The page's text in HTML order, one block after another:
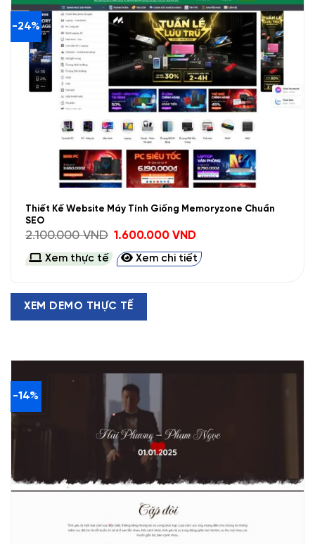
-24%
Thiết Kế Website Máy Tính Giống Memoryzone Chuẩn
SEO
2.100.000VND Giá
gốc
là:
2.100.000 VND.
1.600.000VNDGiá
tại
là:
Xem thực tế Xem chi tiết
XEM DEMO THỰC TẾ
-14%